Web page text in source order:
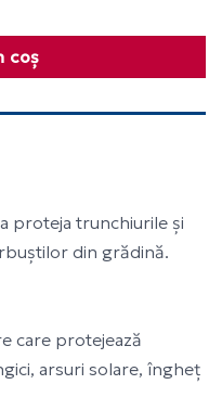
coș
proteja trunchiurile și
din grădină.
care protejează
arsuri solare, îngheț